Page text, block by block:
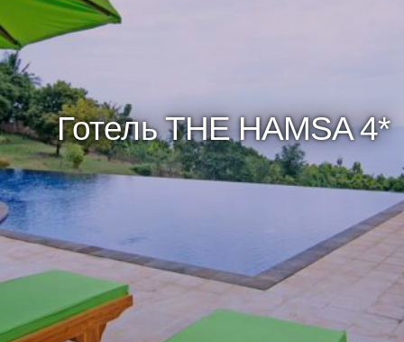
Готель THE HAMSA 4*